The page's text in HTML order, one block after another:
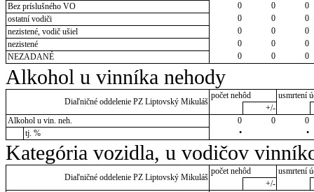
Bez príslušného VO
0 0
0
ostatní vodiči
0 0
0
nezistené, vodič ušiel
0 0
0
nezistené
0 0
0
NEZADANÉ
0 0 0
Alkohol u vinníka nehody
Diaľničné oddelenie PZ Liptovský Mikuláš
počet nehôd
usmrtení
+/-
Alkohol u vin. neh.
0 0
0
tj. %
• •
Kategória vozidla, u vodičov
Diaľničné oddelenie PZ Liptovský Mikuláš
počet nehôd
usmrtení
+/-